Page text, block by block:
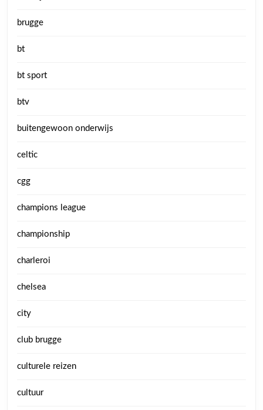
brugge
bt
bt sport
btv
buitengewoon onderwijs
celtic
cgg
champions league
championship
charleroi
chelsea
city
club brugge
culturele reizen
cultuur